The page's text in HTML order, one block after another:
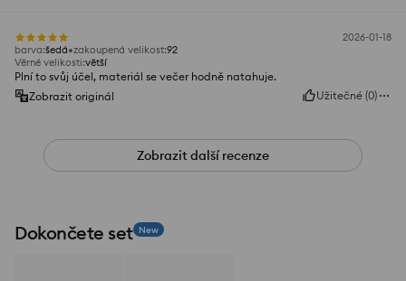
2026-01-18
barva:šedá zakoupená velikost:92
Věrné velikosti:větší
Plní to svůj účel, materiál se večer hodně natahuje.
Zobrazit originál
Užitečné (0)
Zobrazit další recenze
Dokončete set New